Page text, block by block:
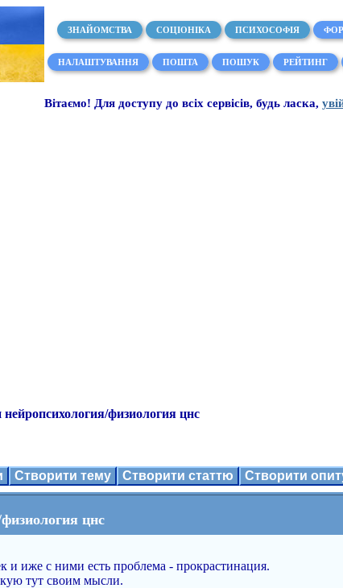
ЗНАЙОМСТВА СОЦІОНІКА ПСИХОСОФІЯ
НАЛАШТУВАННЯ ПОШТА ПОШУК РЕЙТИНГ
Вітаємо! Для доступу до всіх сервісів, будь ласка,
нейропсихология/физиология цнс
Створити тему Створити статтю Створити
цнс
и иже с ними есть проблема - прокрастинация.
тут своим мысли.